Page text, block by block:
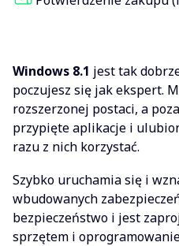
Windows 8.1 jest tak
poczujesz się jak ekspert.
rozszerzonej postaci, a
przypięte aplikacje i
razu z nich korzystać.
Szybko uruchamia się i
wbudowanych
bezpieczeństwo i jest
sprzętem i